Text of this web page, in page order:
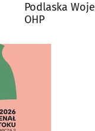
Podlaska
OHP